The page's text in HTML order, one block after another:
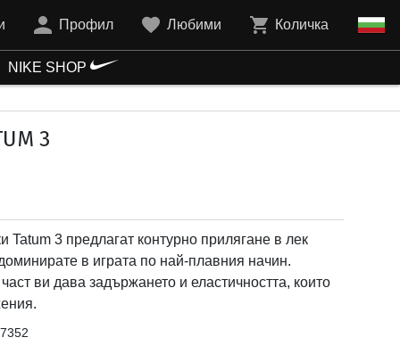
Профил Любими Количка
NIKE SHOP
3
Tatum 3 предлагат контурно прилягане в лек
в играта по най-плавния начин.
ви дава задържането и еластичността, които